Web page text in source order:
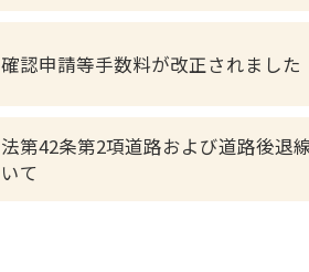
確認申請等手数料が改正されました
法第42条第2項道路および道路後退
いて